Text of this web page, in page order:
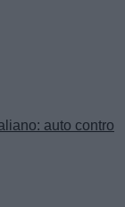
auto contro